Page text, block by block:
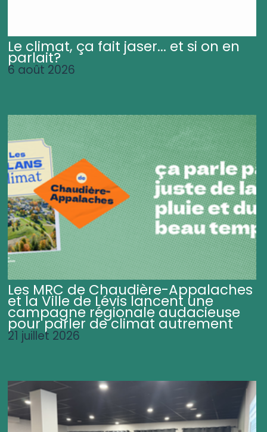
Le climat, ça fait jaser... et si on en
parlait?
6 août 2026
Les MRC de Chaudière-Appalaches
et la Ville de Lévis lancent une
campagne régionale audacieuse
pour parler de climat autrement
21 juillet 2026